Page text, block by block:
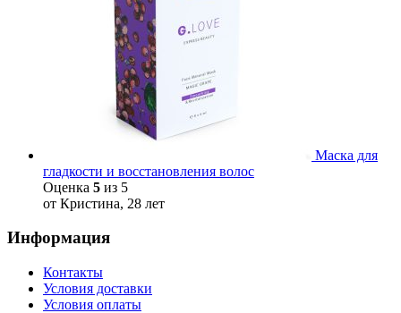
Маска для
гладкости и восстановления волос
Оценка 5 из 5
от Кристина, 28 лет
Информация
Контакты
Условия доставки
Условия оплаты